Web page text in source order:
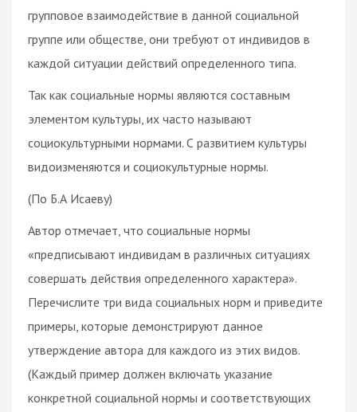
групповое взаимодействие в данной социальной
группе или обществе, они требуют от индивидов в
каждой ситуации действий определенного типа.
Так как социальные нормы являются составным
элементом культуры, их часто называют
социокультурными нормами. С развитием культуры
видоизменяются и социокультурные нормы.
(По Б.А Исаеву)
Автор отмечает, что социальные нормы
«предписывают индивидам в различных ситуациях
совершать действия определенного характера».
Перечислите три вида социальных норм и приведите
примеры, которые демонстрируют данное
утверждение автора для каждого из этих видов.
(Каждый пример должен включать указание
конкретной социальной нормы и соответствующих